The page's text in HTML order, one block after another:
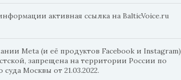
активная ссылка на BalticVoice.ru
Meta (и её продуктов Facebook и Instagram)
запрещена на территории России по
Москвы от 21.03.2022.